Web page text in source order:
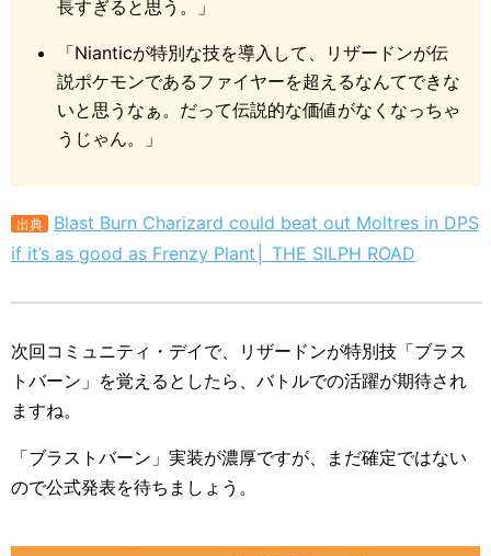
長すぎると思う。」
「Nianticが特別な技を導入して、リザードンが伝
説ポケモンであるファイヤーを超えるなんてできな
いと思うなぁ。だって伝説的な価値がなくなっちゃ
うじゃん。」
出典
Blast Burn Charizard could beat out Moltres in DPS
if it’s as good as Frenzy Plant│ THE SILPH ROAD
次回コミュニティ・デイで、リザードンが特別技「ブラス
トバーン」を覚えるとしたら、バトルでの活躍が期待され
ますね。
「ブラストバーン」実装が濃厚ですが、まだ確定ではない
ので公式発表を待ちましょう。